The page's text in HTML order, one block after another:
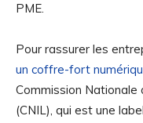
PME.
Pour rassurer les
un coffre-fort
Commission
(CNIL), qui est une